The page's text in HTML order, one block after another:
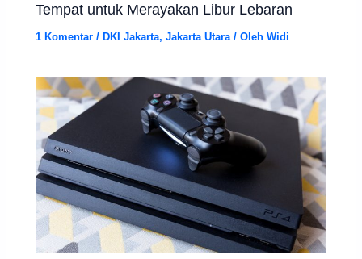
Tempat untuk Merayakan Libur Lebaran
1 Komentar / DKI Jakarta,Jakarta Utara/ OlehWidi